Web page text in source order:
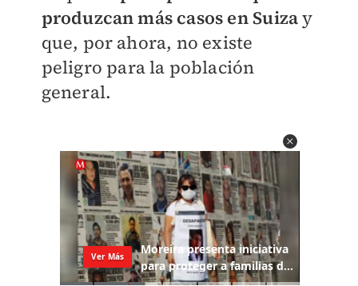
produzcan más casos en Suizay
que, por ahora, no existe
peligro para la población
general.